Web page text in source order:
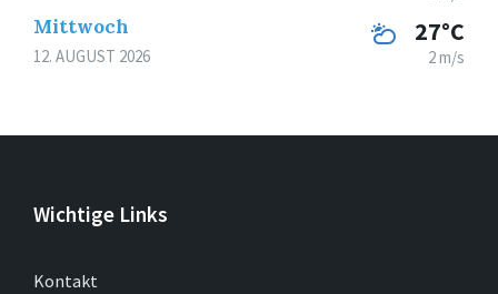
Mittwoch
12. AUGUST 2026
27°C
2 m/s
Wichtige Links
Kontakt